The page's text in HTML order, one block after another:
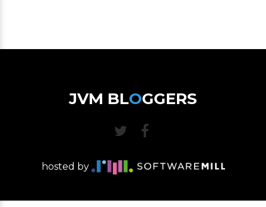
JVM BLOGGERS
hosted by